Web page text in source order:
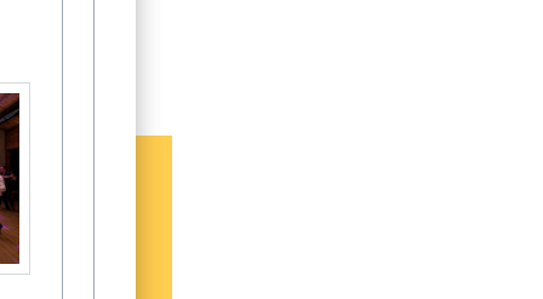
aus!